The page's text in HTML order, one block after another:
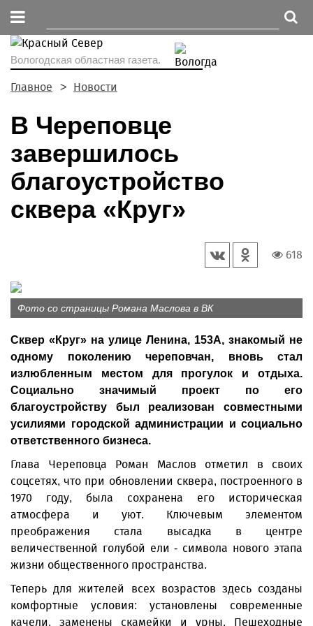
Вологодская областная газета.
Главное Новости
В Череповце
завершилось
благоустройство
сквера «Круг»
618
Фото со страницы Романа Маслова в ВК
Сквер «Круг» на улице Ленина, 153А, знакомый не
одному поколению череповчан, вновь стал
излюбленным местом для прогулок и отдыха.
Социально значимый проект по его
благоустройству был реализован совместными
усилиями городской администрации и социально
ответственного бизнеса.
Глава Череповца Роман Маслов отметил в своих
соцсетях, что при обновлении сквера, построенного в
1970 году, была сохранена его историческая
атмосфера и уют. Ключевым элементом
преображения стала высадка в центре
величественной голубой ели - символа нового этапа
жизни общественного пространства.
Теперь для жителей всех возрастов здесь созданы
комфортные условия: установлены современные
качели, заменены скамейки и урны. Пешеходные